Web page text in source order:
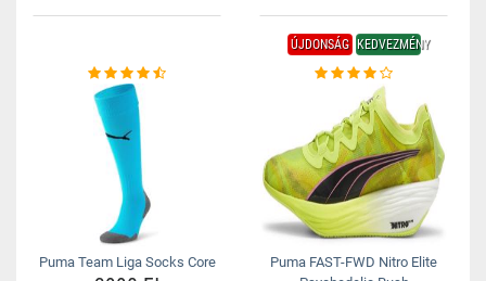
Puma Team Liga Socks Core
ÚJDONSÁG KEDVEZMÉNY
Puma FAST-FWD Nitro Elite